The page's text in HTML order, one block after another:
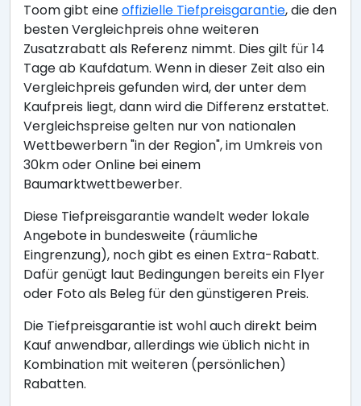
Toom gibt eineoffizielle Tiefpreisgarantie, die den
besten Vergleichpreis ohne weiteren
Zusatzrabatt als Referenz nimmt. Dies gilt für 14
Tage ab Kaufdatum. Wenn in dieser Zeit also ein
Vergleichpreis gefunden wird, der unter dem
Kaufpreis liegt, dann wird die Differenz erstattet.
Vergleichspreise gelten nur von nationalen
Wettbewerbern "in der Region", im Umkreis von
30km oder Online bei einem
Baumarktwettbewerber.
Diese Tiefpreisgarantie wandelt weder lokale
Angebote in bundesweite (räumliche
Eingrenzung), noch gibt es einen Extra-Rabatt.
Dafür genügt laut Bedingungen bereits ein Flyer
oder Foto als Beleg für den günstigeren Preis.
Die Tiefpreisgarantie ist wohl auch direkt beim
Kauf anwendbar, allerdings wie üblich nicht in
Kombination mit weiteren (persönlichen)
Rabatten.